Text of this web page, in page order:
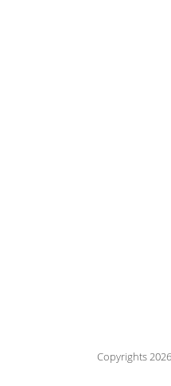
Copyrights